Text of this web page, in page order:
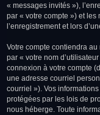
« messages invités »),
par « votre compte ») et
l’enregistrement et lors
Votre compte contiendra
par « votre nom
connexion à votre compte
une adresse courriel
courriel »). Vos
protégées par les lois de
nous héberge. Toute